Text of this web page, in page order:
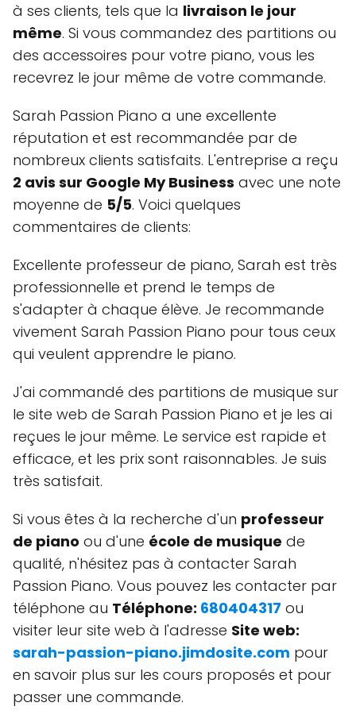
à ses clients, tels que la livraison le jour
même. Si vous commandez des partitions ou
des accessoires pour votre piano, vous les
recevrez le jour même de votre commande.
Sarah Passion Piano a une excellente
réputation et est recommandée par de
nombreux clients satisfaits. L'entreprise a reçu
2 avis sur Google My Business avec une note
moyenne de 5/5. Voici quelques
commentaires de clients:
Excellente professeur de piano, Sarah est très
professionnelle et prend le temps de
s'adapter à chaque élève. Je recommande
vivement Sarah Passion Piano pour tous ceux
qui veulent apprendre le piano.
J'ai commandé des partitions de musique sur
le site web de Sarah Passion Piano et je les ai
reçues le jour même. Le service est rapide et
efficace, et les prix sont raisonnables. Je suis
très satisfait.
Si vous êtes à la recherche d'un professeur
de piano ou d'une école de musique de
qualité, n'hésitez pas à contacter Sarah
Passion Piano. Vous pouvez les contacter par
téléphone au Téléphone: 680404317 ou
visiter leur site web à l'adresse Site web:
sarah-passion-piano.jimdosite.com pour
en savoir plus sur les cours proposés et pour
passer une commande.